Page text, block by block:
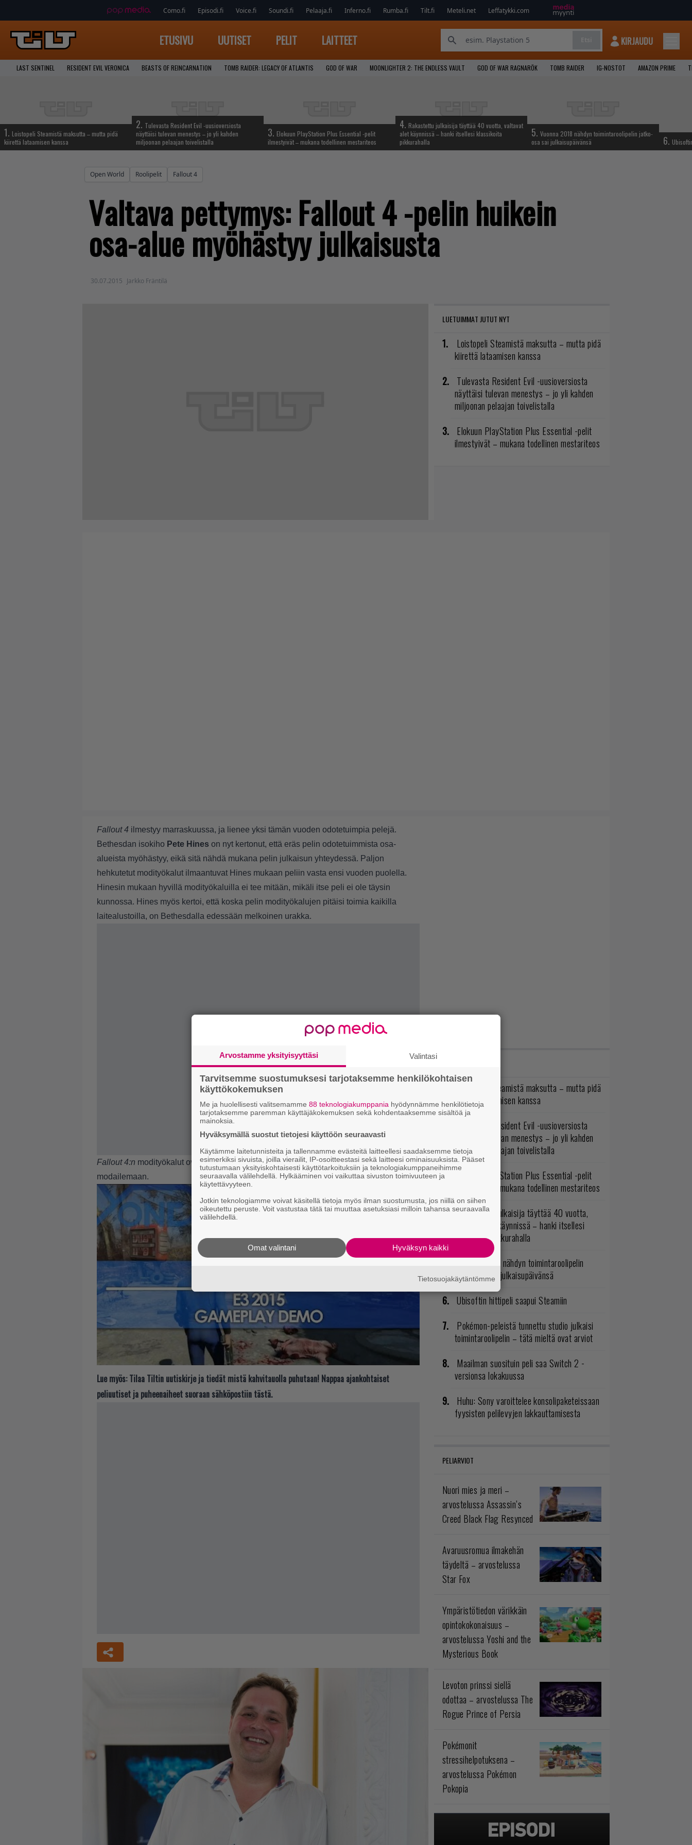
Como.fi Episodi.fi Voice.fi Soundi.fi Pelaaja.fi Inferno.fi Rumba.fi Tilt.fi Meteli.net Leffatykki.com
ETUSIVU UUTISET PELIT LAITTEET KIRJAUDU
LAST SENTINEL RESIDENT EVIL VERONICA BEASTS OF REINCARNATION TOMB RAIDER: LEGACY OF ATLANTIS GOD OF WAR MOONLIGHTER 2: THE ENDLESS VAULT GOD OF WAR RAGNARÖK TOMB RAIDER IG-NOSTOT AMAZON PRIME
1. Loistopeli Steamistä maksutta – mutta pidä
kiirettä lataamisen kanssa
2. Tulevasta Resident Evil -uusioversiosta
näyttäisi tulevan menestys – jo yli kahden
miljoonan pelaajan toivelistalla
3. Elokuun PlayStation Plus Essential -pelit
ilmestyivät – mukana todellinen mestariteos
4. Rakastettu julkaisija täyttää 40 vuotta, valtavat
alet käynnissä – hanki itsellesi klassikoita
pikkurahalla
5. Vuonna 2018 nähdyn toimintaroolipelin jatko-
osa sai julkaisupäivänsä
6.
Open World Roolipelit Fallout 4
Valtava pettymys: Fallout 4 -pelin huikein
osa-alue myöhästyy julkaisusta
30.07.2015 Jarkko Fräntilä
LUETUIMMAT JUTUT NYT
Loistopeli Steamistä maksutta – mutta pidä
kiirettä lataamisen kanssa
Tulevasta Resident Evil -uusioversiosta
näyttäisi tulevan menestys – jo yli kahden
miljoonan pelaajan toivelistalla
Elokuun PlayStation Plus Essential -pelit
ilmestyivät – mukana todellinen mestariteos
Fallout 4 ilmestyy marraskuussa, ja lienee yksi tämän vuoden odotetuimpia pelejä.
Bethesdan isokiho Pete Hines on nyt kertonut, että eräs pelin odotetuimmista osa-
alueista myöhästyy, eikä sitä nähdä mukana pelin julkaisun yhteydessä. Paljon
hehkutetut modityökalut ilmaantuvat Hines mukaan peliin vasta ensi vuoden puolella.
Hinesin mukaan hyvillä modityökaluilla ei tee mitään, mikäli itse peli ei ole täysin
kunnossa. Hines myös kertoi, että koska pelin modityökalujen pitäisi toimia kaikilla
laitealustoilla, on Bethesdalla edessään melkoinen urakka.
Fallout 4:n modityökalut ovat historiallisia, sille ennen ei konsoliversiota ole päässyt
modailemaan.
Lue myös: Tilaa Tiltin uutiskirje ja tiedät mistä kahvitauolla puhutaan! Nappaa ajankohtaiset
peliuutiset ja puheenaiheet suoraan sähköpostiin tästä.
Loistopeli Steamistä maksutta – mutta pidä
kiirettä lataamisen kanssa
Tulevasta Resident Evil -uusioversiosta
näyttäisi tulevan menestys – jo yli kahden
miljoonan pelaajan toivelistalla
Elokuun PlayStation Plus Essential -pelit
ilmestyivät – mukana todellinen mestariteos
Rakastettu julkaisija täyttää 40 vuotta,
valtavat alet käynnissä – hanki itsellesi
klassikoita pikkurahalla
Vuonna 2018 nähdyn toimintaroolipelin
jatko-osa sai julkaisupäivänsä
Ubisoftin hittipeli saapui Steamiin
Pokémon-peleistä tunnettu studio julkaisi
toimintaroolipelin – tätä mieltä ovat arviot
Maailman suosituin peli saa Switch 2 -
versionsa lokakuussa
Huhu: Sony varoittelee konsolipaketeissaan
fyysisten pelilevyjen lakkauttamisesta
PELIARVIOT
Nuori mies ja meri –
arvostelussa Assassin’s
Creed Black Flag Resynced
Avaruusromua ilmakehän
täydeltä – arvostelussa
Star Fox
Ympäristötiedon värikkäin
opintokokonaisuus –
arvostelussa Yoshi and the
Mysterious Book
Levoton prinssi siellä
odottaa – arvostelussa The
Rogue Prince of Persia
Pokémonit
stressihelpotuksena –
arvostelussa Pokémon
Pokopia
Arvostamme yksityisyyttäsi Valintasi
Tarvitsemme suostumuksesi tarjotaksemme henkilökohtaisen
käyttökokemuksen
Me ja huolellisesti valitsemamme 88 teknologiakumppania hyödynnämme henkilötietoja
tarjotaksemme paremman käyttäjäkokemuksen sekä kohdentaaksemme sisältöä ja
mainoksia.
Hyväksymällä suostut tietojesi käyttöön seuraavasti
Käytämme laitetunnisteita ja tallennamme evästeitä laitteellesi saadaksemme tietoja
esimerkiksi sivuista, joilla vierailit, IP-osoitteestasi sekä laitteesi ominaisuuksista. Pääset
tutustumaan yksityiskohtaisesti käyttötarkoituksiin ja teknologiakumppaneihimme
seuraavalla välilehdellä. Hylkääminen voi vaikuttaa sivuston toimivuuteen ja
käytettävyyteen.
Jotkin teknologiamme voivat käsitellä tietoja myös ilman suostumusta, jos niillä on siihen
oikeutettu peruste. Voit vastustaa tätä tai muuttaa asetuksiasi milloin tahansa seuraavalla
välilehdellä.
Hyväksyn kaikki
Omat valintani
Tietosuojakäytäntömme